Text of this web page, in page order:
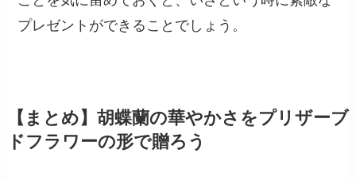
プレゼントができることでしょう。
【まとめ】胡蝶蘭の華やかさをプリザーブ
ドフラワーの形で贈ろう